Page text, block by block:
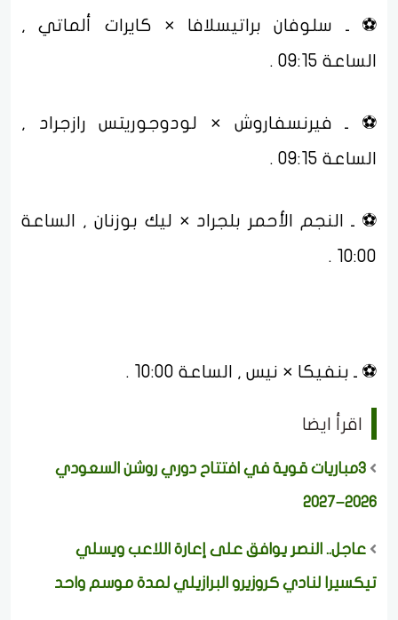
⚽ ـ سلوفان براتيسلافا × كايرات ألماتي ,
الساعة 09:15 .
⚽ ـ فيرنسفاروش × لودوجوريتس رازجراد ,
الساعة 09:15 .
⚽ ـ النجم الأحمر بلجراد × ليك بوزنان , الساعة
10:00 .
⚽ ـ بنفيكا × نيس , الساعة 10:00 .
اقرأ ايضا
3مباريات قوية في افتتاح دوري روشن السعودي
2026–2027
عاجل.. النصر يوافق على إعارة اللاعب ويسلي
تيكسيرا لنادي كروزيرو البرازيلي لمدة موسم واحد